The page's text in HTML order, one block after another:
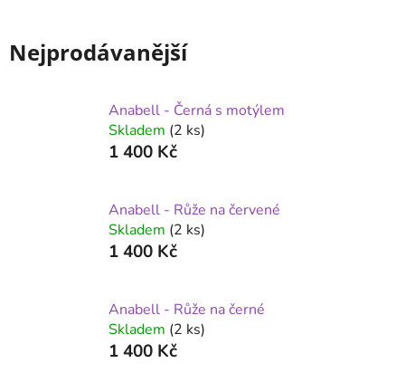
Nejprodávanější
Anabell - Černá s motýlem
Skladem (2 ks)
1 400 Kč
Anabell - Růže na červené
Skladem (2 ks)
1 400 Kč
Anabell - Růže na černé
Skladem (2 ks)
1 400 Kč